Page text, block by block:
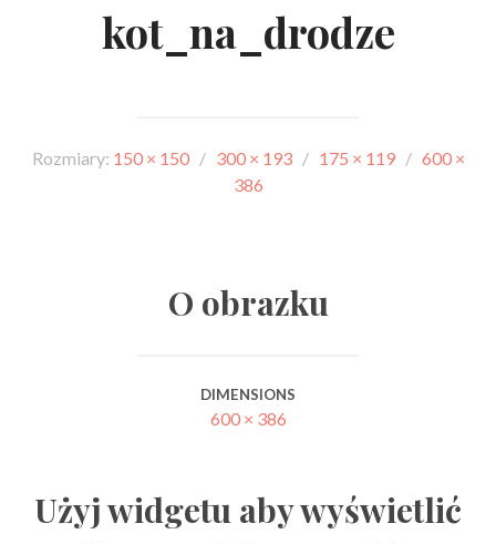
kot_na_drodze
Rozmiary: 150 × 150 / 300 × 193 / 175 × 119 / 600 ×
386
O obrazku
DIMENSIONS
600 × 386
Użyj widgetu aby wyświetlić